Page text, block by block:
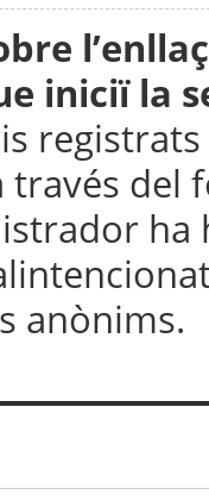
iniciï la
través
anònims.